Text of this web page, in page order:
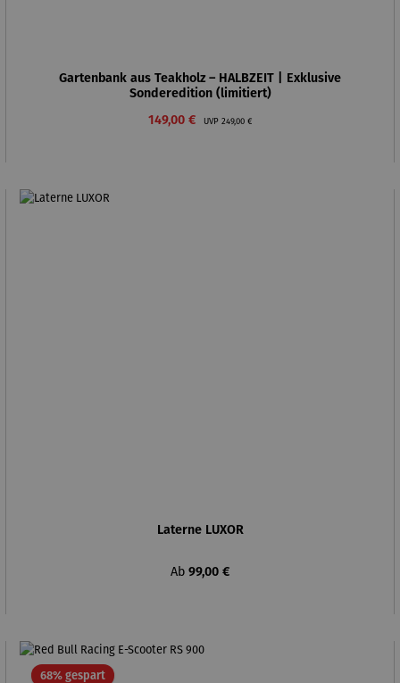
Gartenbank aus Teakholz – HALBZEIT | Exklusive
Sonderedition (limitiert)
Verkaufspreis:
149,00 € UVP Regulärer Preis:
249,00 €
Laterne LUXOR
Regulärer Preis:
Ab 99,00 €
68% gespartRabatt